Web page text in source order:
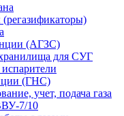
(АГЗС)
для СУГ
(ГНС)
учет, подача газа
7/10